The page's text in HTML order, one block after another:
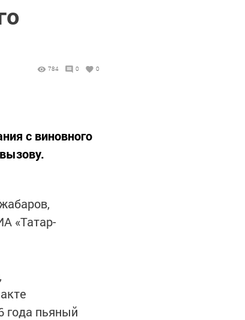
784 0 0
с виновного
«Татар-
года пьяный